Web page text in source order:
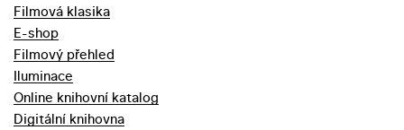
Filmová klasika
E-shop
Filmový přehled
Iluminace
Online knihovní katalog
Digitální knihovna